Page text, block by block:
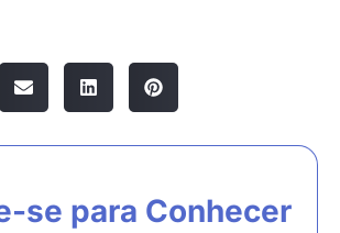
se para Conhecer